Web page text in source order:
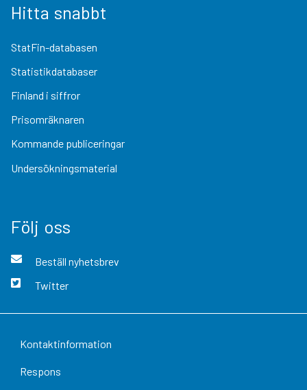
Hitta snabbt
StatFin-databasen
Statistikdatabaser
Finland i siffror
Prisomräknaren
Kommande publiceringar
Undersökningsmaterial
Följ oss
Beställ nyhetsbrev
Twitter
Kontaktinformation
Respons